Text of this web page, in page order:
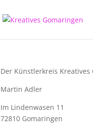
Der Künstlerkreis
Martin Adler
Im Lindenwasen 11
72810 Gomaringen